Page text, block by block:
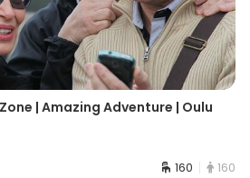
| Amazing Adventure | Oulu
160 160